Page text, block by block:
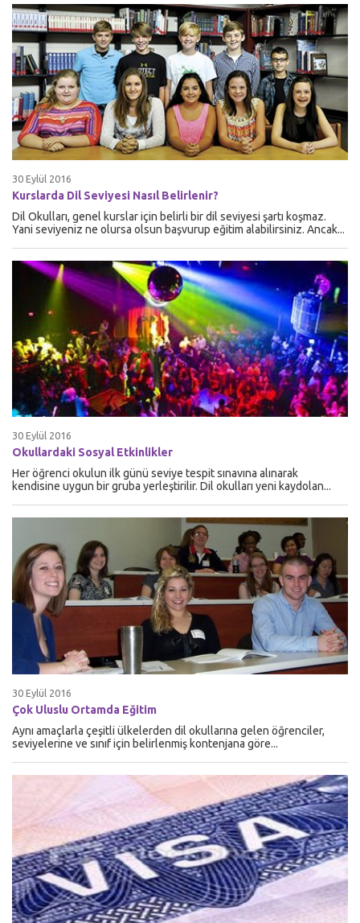
30 Eylül 2016
Kurslarda Dil Seviyesi Nasıl Belirlenir?
Dil Okulları, genel kurslar için belirli bir dil seviyesi şartı koşmaz.
Yani seviyeniz ne olursa olsun başvurup eğitim alabilirsiniz. Ancak...
30 Eylül 2016
Okullardaki Sosyal Etkinlikler
Her öğrenci okulun ilk günü seviye tespit sınavına alınarak
kendisine uygun bir gruba yerleştirilir. Dil okulları yeni kaydolan...
30 Eylül 2016
Çok Uluslu Ortamda Eğitim
Aynı amaçlarla çeşitli ülkelerden dil okullarına gelen öğrenciler,
seviyelerine ve sınıf için belirlenmiş kontenjana göre...